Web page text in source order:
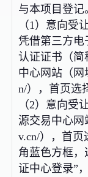
与本项目登记
（1）意向受
凭借第三方电
认证证书（简
中心网站（网
n/），首页选
（2）意向受
源交易中心网
v.cn/），首
角蓝色方框，
证中心登录”